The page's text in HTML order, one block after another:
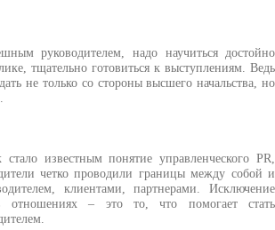
руководителем, надо научиться достойно
тщательно готовиться к выступлениям. Ведь
не только со стороны высшего начальства, но
известным понятие управленческого PR,
четко проводили границы между собой и
клиентами, партнерами. Исключение
отношениях – это то, что помогает стать